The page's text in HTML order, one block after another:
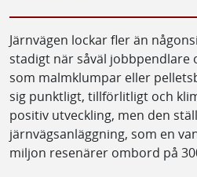
Järnvägen lockar fler än
stadigt när såväl jobbpendlare
som malmklumpar eller
sig punktligt, tillförlitligt och
positiv utveckling, men den
järnvägsanläggning, som en
miljon resenärer ombord på